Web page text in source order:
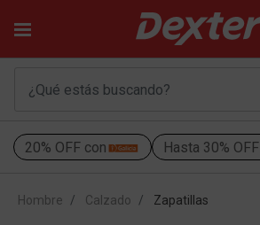
20% OFF con Hasta 30% OFF
Hombre Calzado Zapatillas